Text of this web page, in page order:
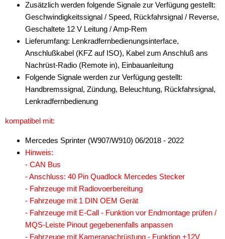
Aux-In-Adapter
Bluetooth
CAN-BUS-Adapter
Cinch-Kabel
DAB+
Ersatzteile
Fahrzeughalter
Fernbedienungen
Freischaltmodule
Freisprechadapter
Zusätzlich werden folgende Signale zur Verfügung gestellt:
Geschwindigkeitssignal / Speed, Rückfahrsignal / Reverse,
Geschaltete 12 V Leitung / Amp-Rem
Lieferumfang: Lenkradfernbedienungsinterface,
Anschlußkabel (KFZ auf ISO), Kabel zum Anschluß ans
Nachrüst-Radio (Remote in), Einbauanleitung
Folgende Signale werden zur Verfügung gestellt:
Handbremssignal, Zündung, Beleuchtung, Rückfahrsignal,
Lenkradfernbedienung
kompatibel mit:
Mercedes Sprinter (W907/W910) 06/2018 - 2022
Hinweis:
- CAN Bus
- Anschluss: 40 Pin Quadlock Mercedes Stecker
- Fahrzeuge mit Radiovoerbereitung
- Fahrzeuge mit 1 DIN OEM Gerät
- Fahrzeuge mit E-Call - Funktion vor Endmontage prüfen /
MQS-Leiste Pinout gegebenenfalls anpassen
- Fahrzeuge mit Kameranachrüstung - Funktion +12V